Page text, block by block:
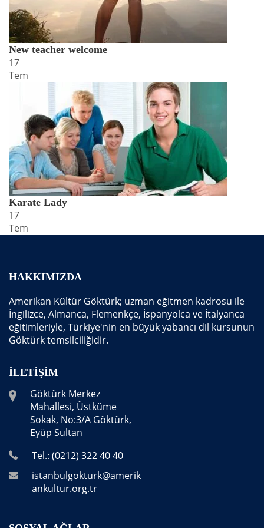
New teacher welcome
17
Tem
Karate Lady
17
Tem
HAKKIMIZDA
Amerikan Kültür Göktürk; uzman eğitmen kadrosu ile
İngilizce, Almanca, Flemenkçe, İspanyolca ve İtalyanca
eğitimleriyle, Türkiye'nin en büyük yabancı dil kursunun
Göktürk temsilciliğidir.
İLETIŞIM
Göktürk Merkez
Mahallesi, Üstküme
Sokak, No:3/A Göktürk,
Eyüp Sultan
Tel.: (0212) 322 40 40
istanbulgokturk@amerik
ankultur.org.tr